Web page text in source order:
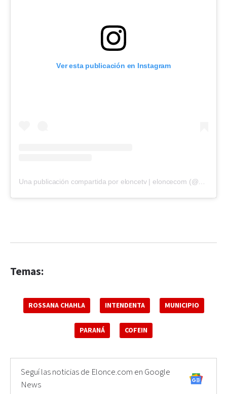
Ver esta publicación en Instagram
Temas:
ROSSANA CHAHLA INTENDENTA MUNICIPIO
PARANÁ COFEIN
Seguí las noticias de Elonce.com en Google
News